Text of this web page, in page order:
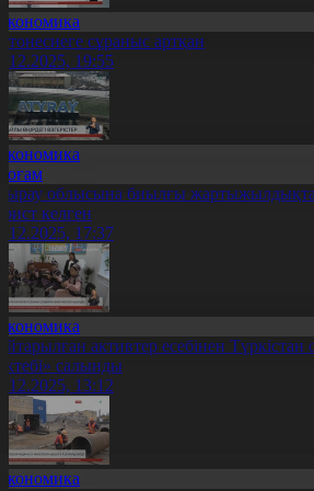
сұраныс артқан
19:55
облысына биылғы
келген
17:37
активтер есебінен
салынды
13:12